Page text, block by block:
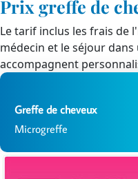
Prix greffe de
Le tarif inclus les frais de
médecin et le séjour
accompagnent
Greffe de cheveux
Microgreffe